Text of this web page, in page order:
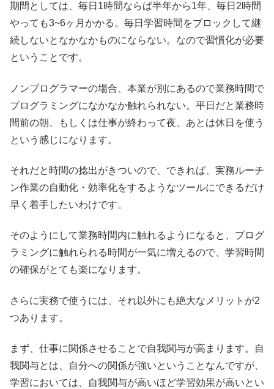
期間としては、毎日1時間ならば半年から1年、毎日2時間
やっても3~6ヶ月かかる。毎日学習時間をブロックして継
続しないとなかなかものにならない。なので習慣化が必要
ということです。
ノンプログラマーの場合、本業が別にあるので業務時間で
プログラミングになかなか触れられない。平日だと業務時
間前の朝、もしくは仕事が終わって夜、あとは休日を使う
という感じになります。
それだと時間の捻出がきついので、できれば、実務ルーチ
ン作業の自動化・効率化をするようなツールにできるだけ
早く着手したいわけです。
そのようにして業務時間内に触れるようになると、プログ
ラミングに触れられる時間が一気に増えるので、学習時間
の確保がとても楽になります。
さらに実務で使うには、それ以外にも絶大なメリットが2
つあります。
まず、仕事に関係させることで自我関与が高まります。自
我関与とは、自分への関係が強いということなんですが、
学習においては、自我関与が高いほど学習効果が高いとい